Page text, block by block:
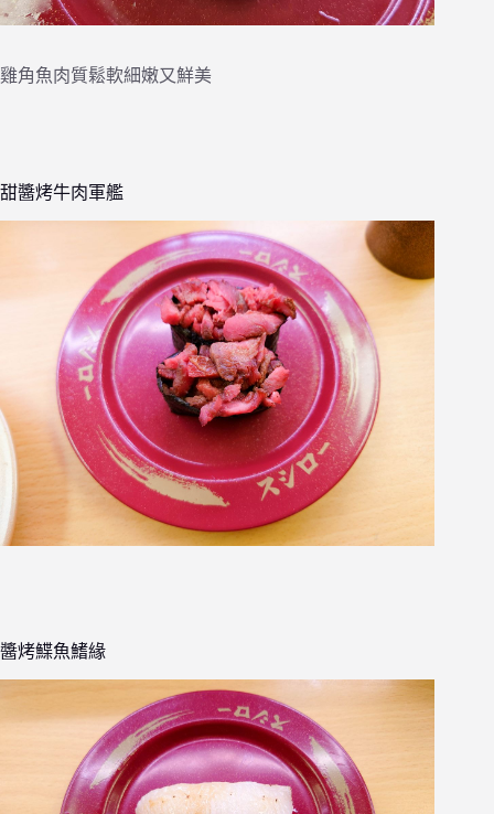
雞角魚肉質鬆軟細嫩又鮮美
甜醬烤牛肉軍艦
醬烤鰈魚鰭緣